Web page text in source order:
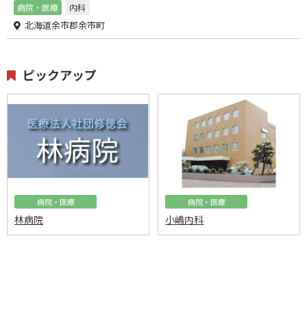
病院・医療 内科
北海道余市郡余市町
ピックアップ
病院・医療
林病院
病院・医療
小嶋内科